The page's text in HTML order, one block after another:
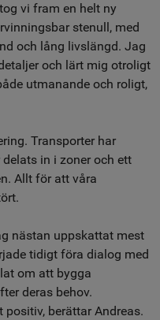
vi fram en helt ny
stenull, med
och lång livslängd. Jag
och lärt mig otroligt
utmanande och roligt,
Transporter har
in i zoner och ett
Allt för att våra
nästan uppskattat mest
tidigt föra dialog med
om att bygga
deras behov.
berättar Andreas.